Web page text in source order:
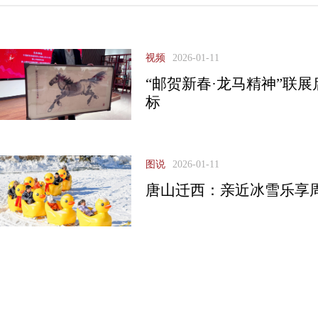
视频 2026-01-11
“邮贺新春·龙马精神”联
标
图说 2026-01-11
唐山迁西：亲近冰雪乐享